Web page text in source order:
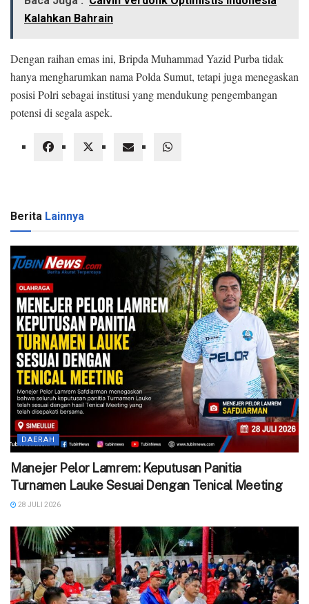
Kalahkan Bahrain
Dengan raihan emas ini, Bripda Muhammad Yazid Purba tidak
hanya mengharumkan nama Polda Sumut, tetapi juga menegaskan
posisi Polri sebagai institusi yang mendukung pengembangan
potensi di segala aspek.
Berita Lainnya
DAERAH
Manejer Pelor Lamrem: Keputusan Panitia
Turnamen Lauke Sesuai Dengan Tenical Meeting
28 JULI 2026